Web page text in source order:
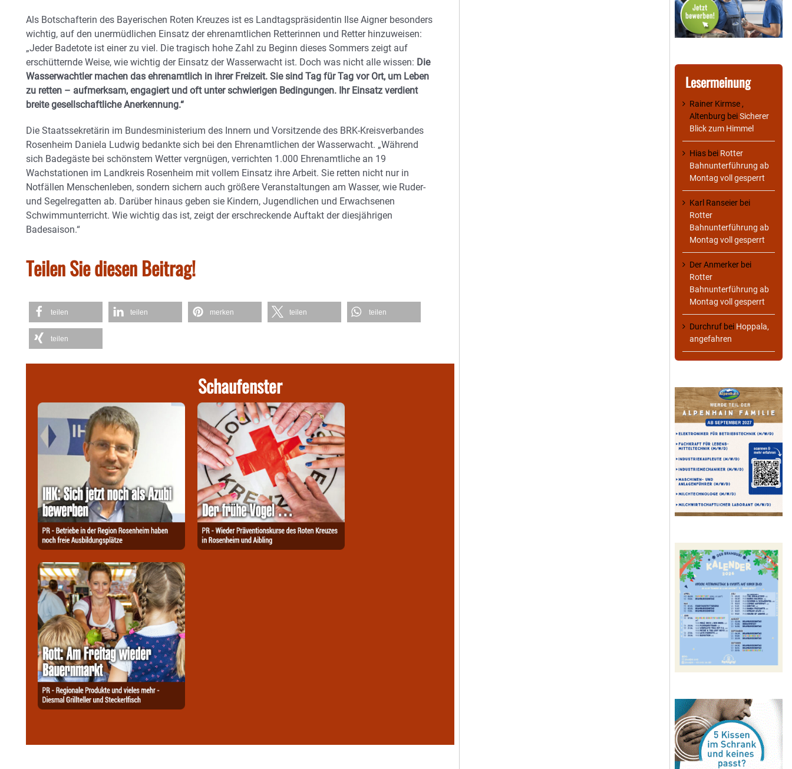
Als Botschafterin des Bayerischen Roten Kreuzes ist es Landtagspräsidentin Ilse Aigner besonders
wichtig, auf den unermüdlichen Einsatz der ehrenamtlichen Retterinnen und Retter hinzuweisen:
„Jeder Badetote ist einer zu viel. Die tragisch hohe Zahl zu Beginn dieses Sommers zeigt auf
erschütternde Weise, wie wichtig der Einsatz der Wasserwacht ist. Doch was nicht alle wissen: Die
Wasserwachtler machen das ehrenamtlich in ihrer Freizeit. Sie sind Tag für Tag vor Ort, um Leben
zu retten – aufmerksam, engagiert und oft unter schwierigen Bedingungen. Ihr Einsatz verdient
breite gesellschaftliche Anerkennung.“
Die Staatssekretärin im Bundesministerium des Innern und Vorsitzende des BRK-Kreisverbandes
Rosenheim Daniela Ludwig bedankte sich bei den Ehrenamtlichen der Wasserwacht. „Während
sich Badegäste bei schönstem Wetter vergnügen, verrichten 1.000 Ehrenamtliche an 19
Wachstationen im Landkreis Rosenheim mit vollem Einsatz ihre Arbeit. Sie retten nicht nur in
Notfällen Menschenleben, sondern sichern auch größere Veranstaltungen am Wasser, wie Ruder-
und Segelregatten ab. Darüber hinaus geben sie Kindern, Jugendlichen und Erwachsenen
Schwimmunterricht. Wie wichtig das ist, zeigt der erschreckende Auftakt der diesjährigen
Badesaison.“
Teilen Sie diesen Beitrag!
teilen teilen merken teilen teilen
teilen
Schaufenster
Lesermeinung
Rainer Kirmse ,
Altenburg beiSicherer
Blick zum Himmel
Hias bei Rotter
Bahnunterführung ab
Montag voll gesperrt
Karl Ranseier bei
Rotter
Bahnunterführung ab
Montag voll gesperrt
Der Anmerker bei
Rotter
Bahnunterführung ab
Montag voll gesperrt
Durchruf bei Hoppala,
angefahren